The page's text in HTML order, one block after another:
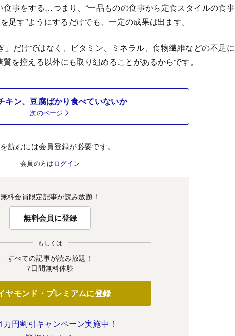
事をする…つまり、“一品ものの食事から定食スタイルの食事
足す”ようにするだけでも、一定の成果は出ます。
だけではなく、ビタミン、ミネラル、食物繊維などの不足に
を控える以外にも取り組めることがあるからです。
キン、豆腐ばかり食べていないか
次のページ
読むには会員登録が必要です。
会員の方は ログイン
無料会員限定記事が読み放題！
無料会員に登録
もしくは
すべての記事が読み放題！
7日間無料体験
ヤモンド・プレミアムに登録
万円割引キャンペーン実施中！